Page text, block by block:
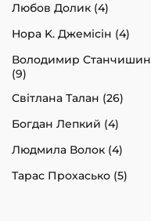
Любов Долик (4)
Нора K. Джемісін (4)
Володимир Станчишин
(9)
Світлана Талан (26)
Богдан Лепкий (4)
Людмила Волок (4)
Тарас Прохасько (5)